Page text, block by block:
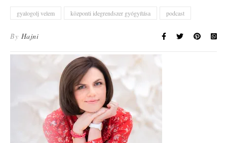
gyalogolj velem központi idegrendszer gyógyítása podcast
By Hajni